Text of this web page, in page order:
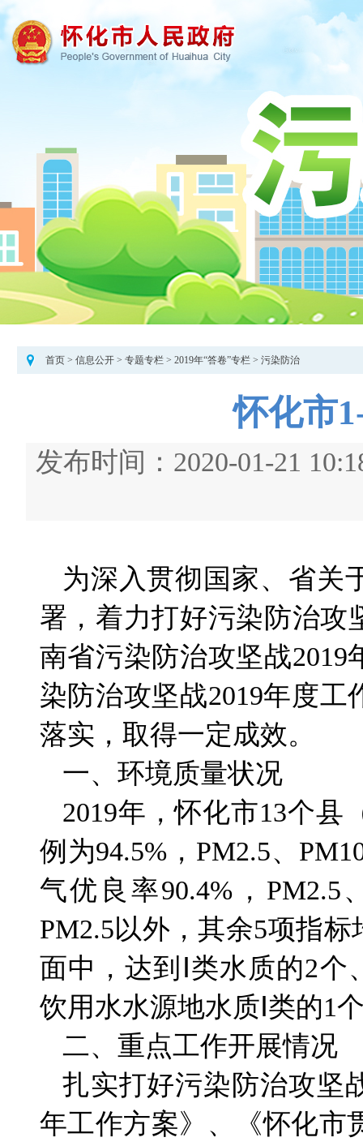
首页> 信息公开> 专题专栏> 2019年“答卷”专栏> 污染防治
怀化市
发布时间：2020-01-21
为深入贯彻国家、省关
署，着力打好污染防治攻
南省污染防治攻坚战
染防治攻坚战2019年度
落实，取得一定成效。
一、环境质量状况
2019年，怀化市13个
例为94.5%，PM2.5、
气优良率90.4%，
PM2.5以外，其余5项指
面中，达到Ⅰ类水质的2个
饮用水水源地水质Ⅰ类的1
二、重点工作开展情况
扎实打好污染防治攻坚
年工作方案》、《怀化市